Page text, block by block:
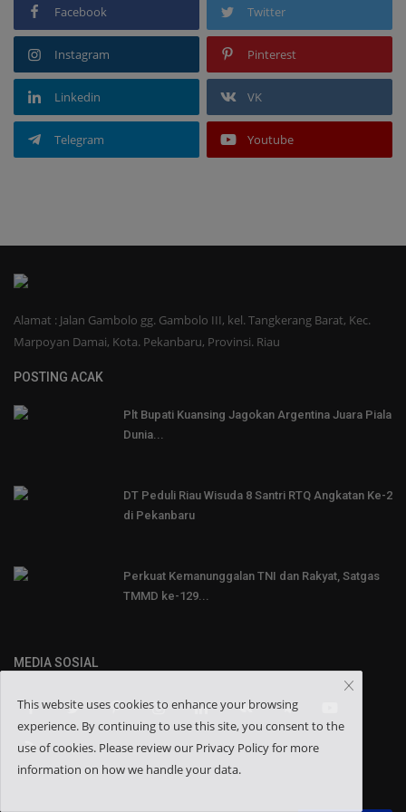
Facebook Twitter
Instagram Pinterest
Linkedin VK
Telegram Youtube
Alamat : Jalan Gambolo gg. Gambolo III, kel. Tangkerang Barat, Kec.
Marpoyan Damai, Kota. Pekanbaru, Provinsi. Riau
POSTING ACAK
Plt Bupati Kuansing Jagokan Argentina Juara Piala
Dunia...
DT Peduli Riau Wisuda 8 Santri RTQ Angkatan Ke-2
di Pekanbaru
Perkuat Kemanunggalan TNI dan Rakyat, Satgas
TMMD ke-129...
MEDIA SOSIAL
This website uses cookies to enhance your browsing
experience. By continuing to use this site, you consent to the
use of cookies. Please review our Privacy Policy for more
information on how we handle your data.